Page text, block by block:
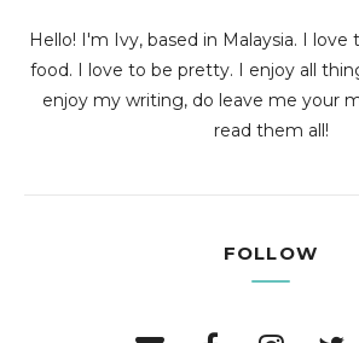
Hello! I'm Ivy, based in Malaysia. I love
food. I love to be pretty. I enjoy all
enjoy my writing, do leave me your
read them all!
FOLLOW